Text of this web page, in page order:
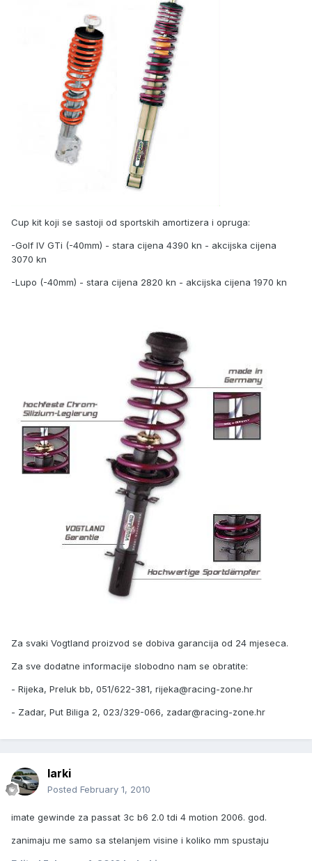
Cup kit koji se sastoji od sportskih amortizera i opruga:
-Golf IV GTi (-40mm) - stara cijena 4390 kn - akcijska cijena
3070 kn
-Lupo (-40mm) - stara cijena 2820 kn - akcijska cijena 1970 kn
Za svaki Vogtland proizvod se dobiva garancija od 24 mjeseca.
Za sve dodatne informacije slobodno nam se obratite:
- Rijeka, Preluk bb, 051/622-381, rijeka@racing-zone.hr
- Zadar, Put Biliga 2, 023/329-066, zadar@racing-zone.hr
larki
Posted February 1, 2010
imate gewinde za passat 3c b6 2.0 tdi 4 motion 2006. god.
zanimaju me samo sa stelanjem visine i koliko mm spustaju